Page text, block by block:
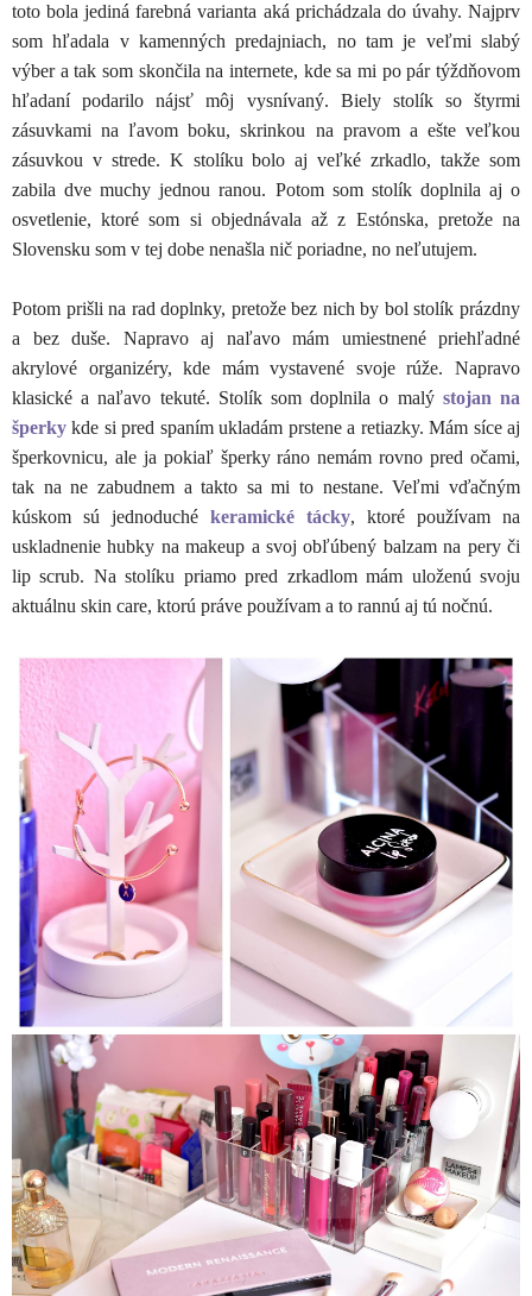
toto bola jediná farebná varianta aká prichádzala do úvahy. Najprv
som hľadala v kamenných predajniach, no tam je veľmi slabý
výber a tak som skončila na internete, kde sa mi po pár týždňovom
hľadaní podarilo nájsť môj vysnívaný. Biely stolík so štyrmi
zásuvkami na ľavom boku, skrinkou na pravom a ešte veľkou
zásuvkou v strede. K stolíku bolo aj veľké zrkadlo, takže som
zabila dve muchy jednou ranou. Potom som stolík doplnila aj o
osvetlenie, ktoré som si objednávala až z Estónska, pretože na
Slovensku som v tej dobe nenašla nič poriadne, no neľutujem.
Potom prišli na rad doplnky, pretože bez nich by bol stolík prázdny
a bez duše. Napravo aj naľavo mám umiestnené priehľadné
akrylové organizéry, kde mám vystavené svoje rúže. Napravo
klasické a naľavo tekuté. Stolík som doplnila o malý stojan na
šperky kde si pred spaním ukladám prstene a retiazky. Mám síce aj
šperkovnicu, ale ja pokiaľ šperky ráno nemám rovno pred očami,
tak na ne zabudnem a takto sa mi to nestane. Veľmi vďačným
kúskom sú jednoduché keramické tácky, ktoré používam na
uskladnenie hubky na makeup a svoj obľúbený balzam na pery či
lip scrub. Na stolíku priamo pred zrkadlom mám uloženú svoju
aktuálnu skin care, ktorú práve používam a to rannú aj tú nočnú.